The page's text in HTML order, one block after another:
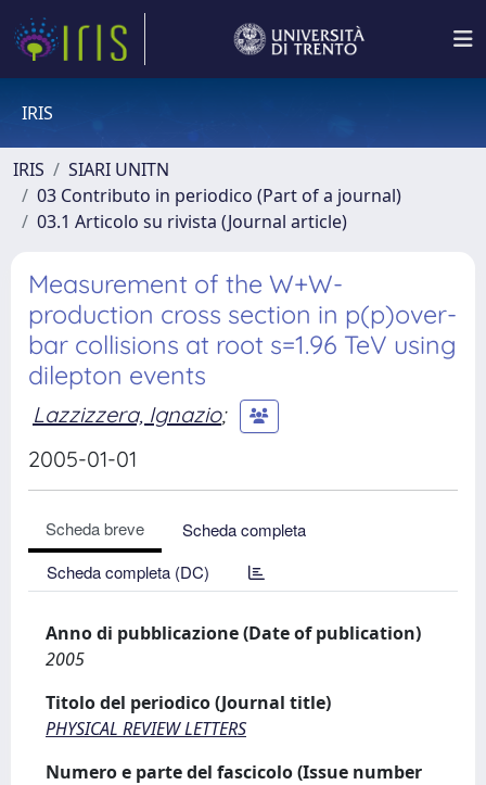
IRIS
IRIS
SIARI UNITN
03 Contributo in periodico (Part of a journal)
03.1 Articolo su rivista (Journal article)
Measurement of the W+W-
production cross section in p(p)over-
bar collisions at root s=1.96 TeV using
dilepton events
Lazzizzera, Ignazio;
2005-01-01
Scheda breve
Scheda completa
Scheda completa (DC)
Anno di pubblicazione (Date of publication)
2005
Titolo del periodico (Journal title)
PHYSICAL REVIEW LETTERS
Numero e parte del fascicolo (Issue number